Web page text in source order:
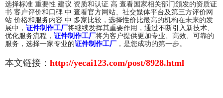
选择标准 重要性 建议 资质和认证 高 查看国家相关部门颁发的资质证
书 客户评价和口碑 中 查看官方网站、社交媒体平台及第三方评价网
站 价格和服务内容 中 多家比较，选择性价比最高的机构在未来的发
展中， 证件制作工厂将继续发挥其重要作用，通过不断引入新技术、
优化服务流程， 证件制作工厂将为客户提供更加专业、高效、可靠的
服务，选择一家专业的证件制作工厂 ，是您成功的第一步。
本文链接： http://yecai123.com/post/8928.html